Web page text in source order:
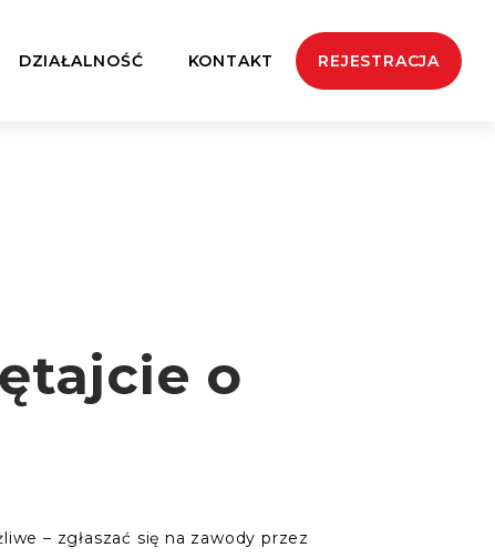
DZIAŁALNOŚĆ KONTAKT REJESTRACJA
o
– zgłaszać się na zawody przez